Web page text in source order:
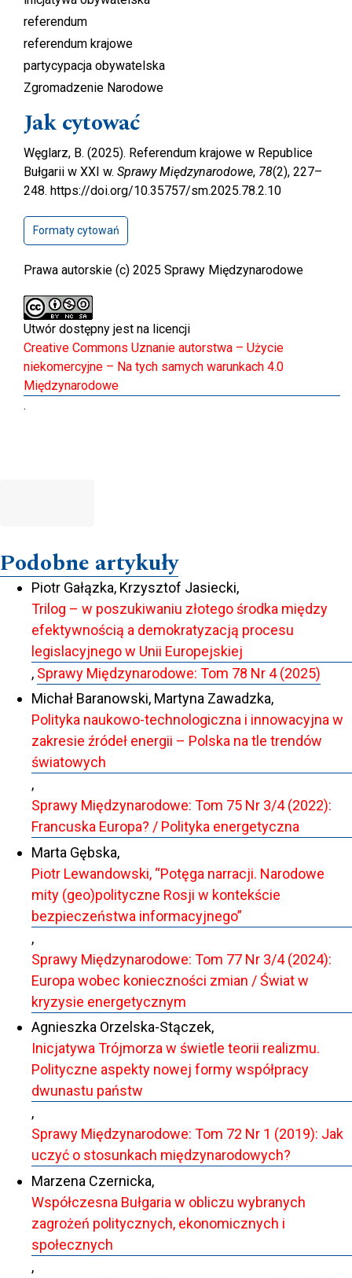
referendum
referendum krajowe
partycypacja obywatelska
Zgromadzenie Narodowe
Jak cytować
Węglarz, B. (2025). Referendum krajowe w Republice
Bułgarii w XXI w. Sprawy Międzynarodowe, 78(2), 227–
248. https://doi.org/10.35757/sm.2025.78.2.10
Formaty cytowań
Prawa autorskie (c) 2025 Sprawy Międzynarodowe
Utwór dostępny jest na licencji
Creative Commons Uznanie autorstwa – Użycie
niekomercyjne – Na tych samych warunkach 4.0
Międzynarodowe
.
Podobne artykuły
Piotr Gałązka, Krzysztof Jasiecki,
Trilog – w poszukiwaniu złotego środka między
efektywnością a demokratyzacją procesu
legislacyjnego w Unii Europejskiej
, Sprawy Międzynarodowe: Tom 78 Nr 4 (2025)
Michał Baranowski, Martyna Zawadzka,
Polityka naukowo-technologiczna i innowacyjna w
zakresie źródeł energii – Polska na tle trendów
światowych
,
Sprawy Międzynarodowe: Tom 75 Nr 3/4 (2022):
Francuska Europa? / Polityka energetyczna
Marta Gębska,
Piotr Lewandowski, “Potęga narracji. Narodowe
mity (geo)polityczne Rosji w kontekście
bezpieczeństwa informacyjnego”
,
Sprawy Międzynarodowe: Tom 77 Nr 3/4 (2024):
Europa wobec konieczności zmian / Świat w
kryzysie energetycznym
Agnieszka Orzelska-Stączek,
Inicjatywa Trójmorza w świetle teorii realizmu.
Polityczne aspekty nowej formy współpracy
dwunastu państw
,
Sprawy Międzynarodowe: Tom 72 Nr 1 (2019): Jak
uczyć o stosunkach międzynarodowych?
Marzena Czernicka,
Współczesna Bułgaria w obliczu wybranych
zagrożeń politycznych, ekonomicznych i
społecznych
,